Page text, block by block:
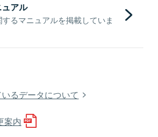
アル
るマニュアルを掲載していま
るデータについて
案内